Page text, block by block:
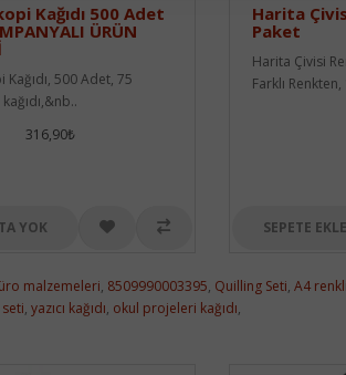
Kağıdı 500 Adet
ÜRÜN
500 Adet, 75
316,90₺
YOK
Harita
Paket
Harita Çivisi
Farklı Renkten,
SEPETE EKLE
malzemeleri, 8509990003395, Quilling Seti, A4
, yazıcı kağıdı, okul projeleri kağıdı,